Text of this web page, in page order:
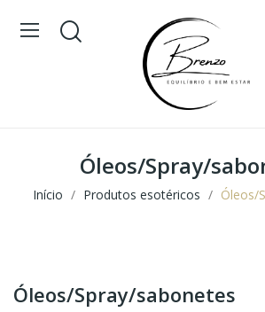
Óleos/Spray/
Início Produtos esotéricos Óleos/
Óleos/Spray/sabonetes